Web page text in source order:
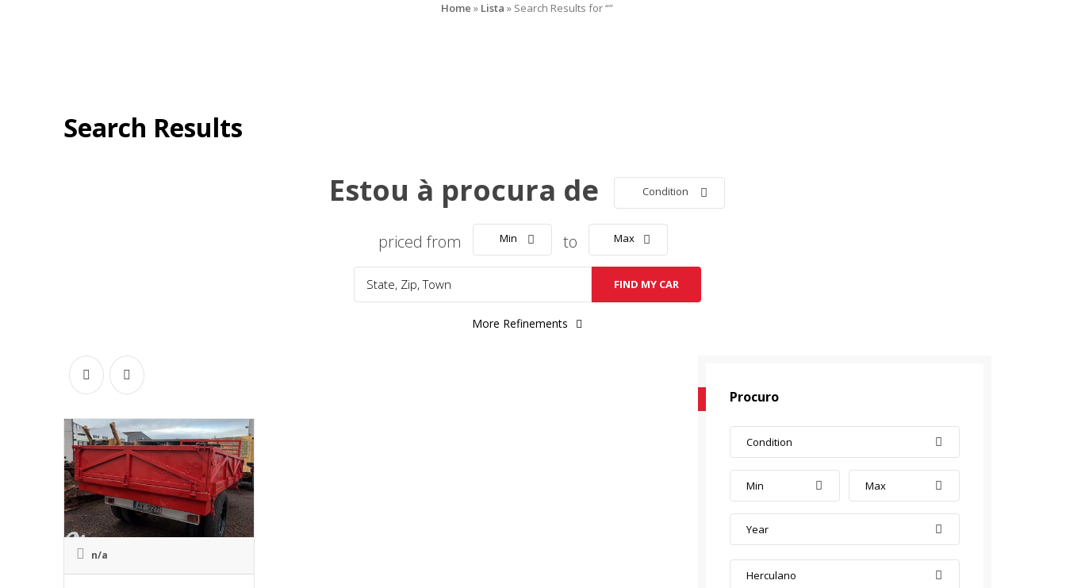
Home » Lista » Search Results for “”
Search Results
Estou à procura de Condition
priced from Min to Max
FIND MY CAR
More Refinements
n/a
Procuro
Condition
Min Max
Year
Herculano